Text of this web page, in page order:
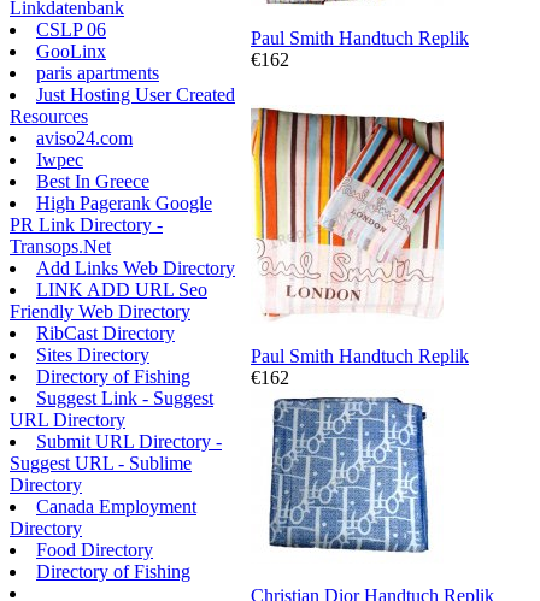
Linkdatenbank
CSLP 06
GooLinx
paris apartments
Just Hosting User Created
Resources
aviso24.com
Iwpec
Best In Greece
High Pagerank Google
PR Link Directory -
Transops.Net
Add Links Web Directory
LINK ADD URL Seo
Friendly Web Directory
RibCast Directory
Sites Directory
Directory of Fishing
Suggest Link - Suggest
URL Directory
Submit URL Directory -
Suggest URL - Sublime
Directory
Canada Employment
Directory
Food Directory
Directory of Fishing
Paul Smith Handtuch Replik
€162
Paul Smith Handtuch Replik
€162
Christian Dior Handtuch Replik